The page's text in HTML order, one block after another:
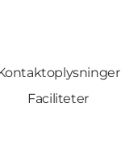
Faciliteter